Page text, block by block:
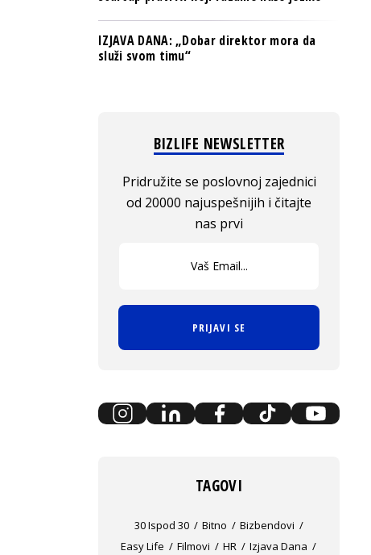
IZJAVA DANA: „Dobar direktor mora da
služi svom timu“
BIZLIFE NEWSLETTER
Pridružite se poslovnoj zajednici
od 20000 najuspešnijih i čitajte
nas prvi
PRIJAVI SE
TAGOVI
30 Ispod 30 Bitno
Bizbendovi
Easy Life
Filmovi HR
Izjava Dana